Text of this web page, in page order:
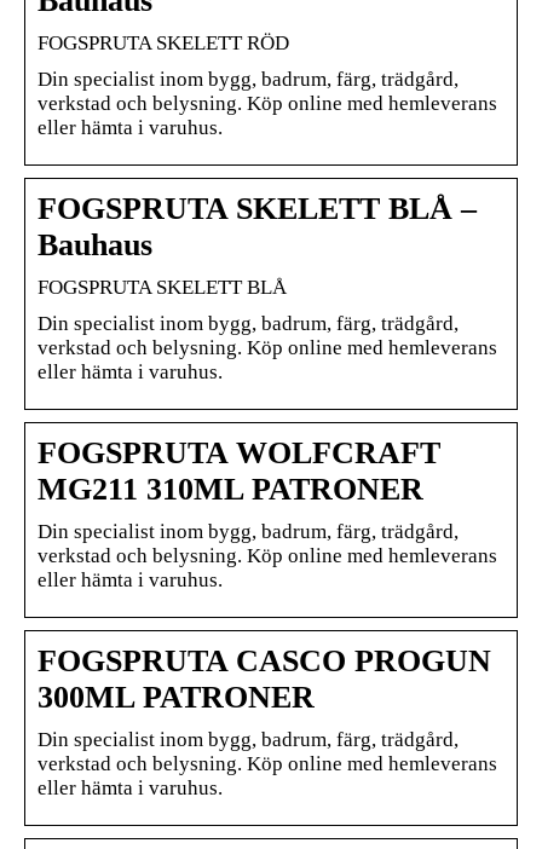
FOGSPRUTA SKELETT RÖD
Din specialist inom bygg, badrum, färg, trädgård,
verkstad och belysning. Köp online med hemleverans
eller hämta i varuhus.
FOGSPRUTA SKELETT BLÅ –
Bauhaus
FOGSPRUTA SKELETT BLÅ
Din specialist inom bygg, badrum, färg, trädgård,
verkstad och belysning. Köp online med hemleverans
eller hämta i varuhus.
FOGSPRUTA WOLFCRAFT
MG211 310ML PATRONER
Din specialist inom bygg, badrum, färg, trädgård,
verkstad och belysning. Köp online med hemleverans
eller hämta i varuhus.
FOGSPRUTA CASCO PROGUN
300ML PATRONER
Din specialist inom bygg, badrum, färg, trädgård,
verkstad och belysning. Köp online med hemleverans
eller hämta i varuhus.